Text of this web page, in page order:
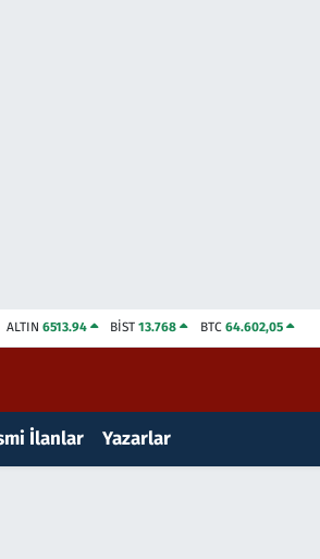
ALTIN 6513.94 BİST13.768 BTC 64.602,05
İlanlar Yazarlar